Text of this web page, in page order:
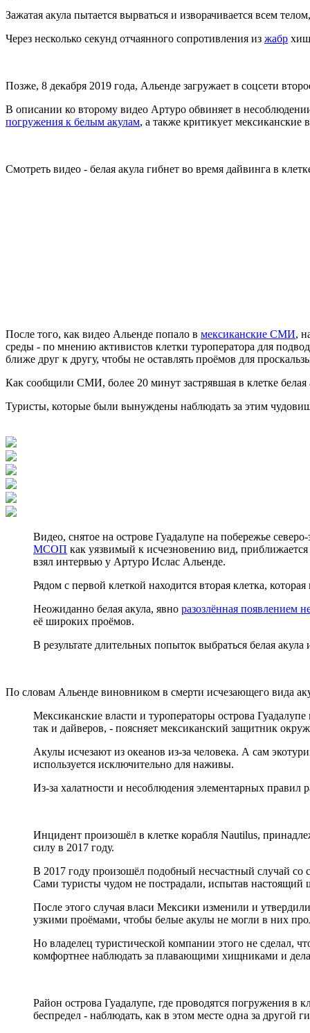
Зажатая акула пытается вырваться и изворачивается всем
Через несколько секунд отчаянного сопротивления из жабр
Позже, 8 декабря 2019 года, Альенде загружает в соцсети
В описании ко второму видео Артуро обвиняет в
погружения к белым акулам, а также критикует мексиканские
Смотреть видео - белая акула гибнет во время дайвинга в
После того, как видео Альенде попало в мексиканские СМИ,
среды - по мнению активистов клетки туроператора для
ближе друг к другу, чтобы не оставлять проёмов для
Как сообщили СМИ, более 20 минут застрявшая в клетке
Туристы, которые были вынуждены наблюдать за этим
Видео, снятое на острове Гуадалупе на побережье
МСОП как уязвимый к исчезновению вид,
взял интервью у Артуро Ислас Альенде.
Рядом с первой клеткой находится вторая клетка,
Неожиданно белая акула, явно разозлённая появлением
её широких проёмов.
В результате длительных попыток выбраться белая акула
По словам Альенде виновником в смерти исчезающего вида
Мексиканские власти и туроператоры острова
так и дайверов, - поясняет мексиканский защитник
Акулы исчезают из океанов из-за человека. А сам
используется исключительно для наживы.
Из-за халатности и несоблюдения элементарных
Инцидент произошёл в клетке корабля Nautilus,
силу в 2017 году.
В 2017 году произошёл подобный несчастный случай со
Сами туристы чудом не пострадали, испытав настоящий
После этого случая власи Мексики изменили и
узкими проёмами, чтобы белые акулы не могли в них
Но владелец туристической компании этого не сделал,
комфортнее наблюдать за плавающими хищниками и
Район острова Гуадалупе, где проводятся погружения
беспредел - наблюдать, как в этом месте одна за другой